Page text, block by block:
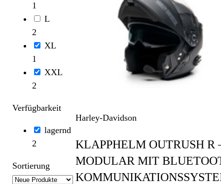
1
L
2
XL
1
XXL
2
Verfügbarkeit
lagernd
2
Sortierung
Harley-Davidson
KLAPPHELM OUTRUSH R
MODULAR MIT